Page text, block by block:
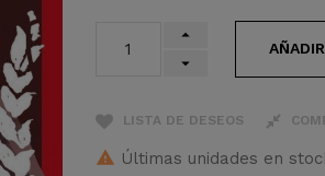
LISTA DE DESEOS
Últimas unidades en